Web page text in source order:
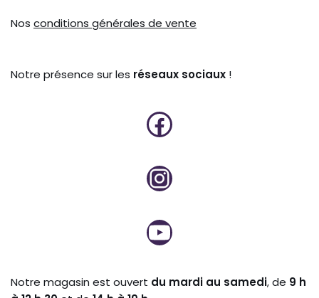
Nos conditions générales de vente
Notre présence sur les réseaux sociaux !
Notre magasin est ouvert du mardi au samedi, de 9 h